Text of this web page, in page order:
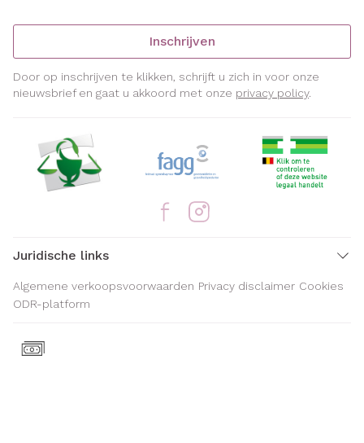
Inschrijven
Door op inschrijven te klikken, schrijft u zich in voor onze
nieuwsbrief en gaat u akkoord met onze privacy policy.
Juridische links
Algemene verkoopsvoorwaarden Privacy disclaimer Cookies
ODR-platform